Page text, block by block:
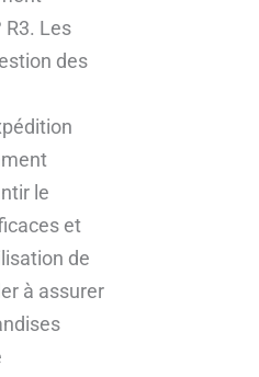
Les
des
le
et
de
à assurer